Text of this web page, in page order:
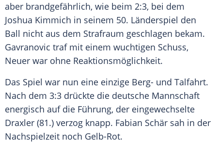
aber brandgefährlich, wie beim 2:3, bei dem
Joshua Kimmich in seinem 50. Länderspiel den
Ball nicht aus dem Strafraum geschlagen bekam.
Gavranovic traf mit einem wuchtigen Schuss,
Neuer war ohne Reaktionsmöglichkeit.
Das Spiel war nun eine einzige Berg- und Talfahrt.
Nach dem 3:3 drückte die deutsche Mannschaft
energisch auf die Führung, der eingewechselte
Draxler (81.) verzog knapp. Fabian Schär sah in der
Nachspielzeit noch Gelb-Rot.